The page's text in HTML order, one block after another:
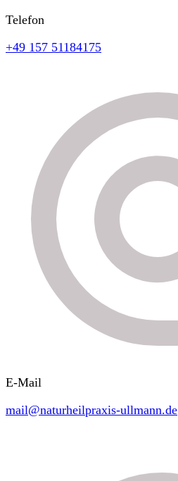
Telefon
+49 157 51184175
E-Mail
mail@naturheilpraxis-ullmann.de